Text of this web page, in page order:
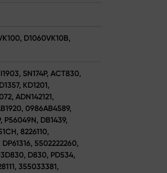
D1060VK10B,
SN174P, ACT830,
KD1201,
ADN142121,
0986AB4589,
P56049N, DB1439,
8226110,
DP61316, 5502222260,
D830, PD534,
355033381,